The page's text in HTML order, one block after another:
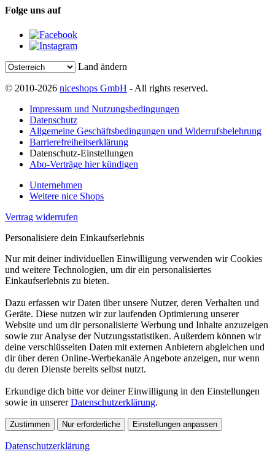
Folge uns auf
Land ändern
© 2010-2026 niceshops GmbH - All rights reserved.
Impressum und Nutzungsbedingungen
Datenschutz
Allgemeine Geschäftsbedingungen und Widerrufsbelehrung
Barrierefreiheitserklärung
Datenschutz-Einstellungen
Abo-Verträge hier kündigen
Unternehmen
Weitere nice Shops
Vertrag widerrufen
Personalisiere dein Einkaufserlebnis
Nur mit deiner individuellen Einwilligung verwenden wir Cookies
und weitere Technologien, um dir ein personalisiertes
Einkaufserlebnis zu bieten.
Dazu erfassen wir Daten über unsere Nutzer, deren Verhalten und
Geräte. Diese nutzen wir zur laufenden Optimierung unserer
Website und um dir personalisierte Werbung und Inhalte anzuzeigen
sowie zur Analyse der Nutzungsstatistiken. Außerdem können wir
deine verschlüsselten Daten mit externen Anbietern abgleichen und
dir über deren Online-Werbekanäle Angebote anzeigen, nur wenn
du deren Dienste bereits selbst nutzt.
Erkundige dich bitte vor deiner Einwilligung in den Einstellungen
sowie in unsererDatenschutzerklärung.
Zustimmen Nur erforderliche Einstellungen anpassen
Datenschutzerklärung